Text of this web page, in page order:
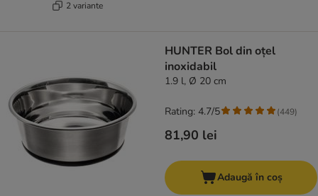
2 variante
HUNTER Bol din oțel
inoxidabil
1.9 l, Ø 20 cm
81,90 lei
Rating: 4.7/5 (449)
Adaugă în coș